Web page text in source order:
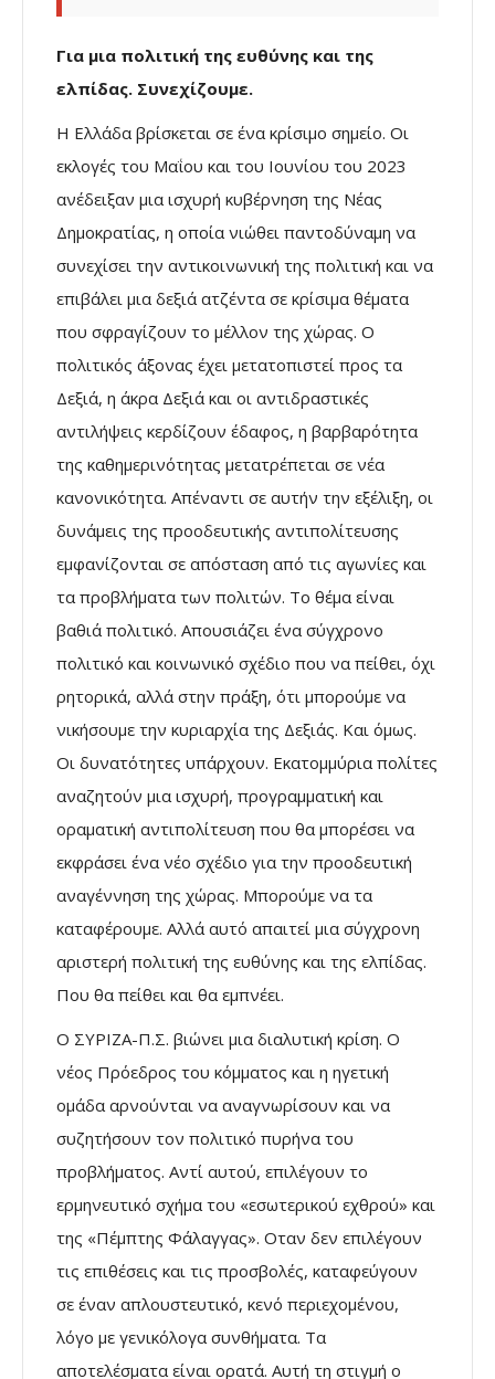
Για μια πολιτική της ευθύνης και της
ελπίδας. Συνεχίζουμε.
Η Ελλάδα βρίσκεται σε ένα κρίσιμο σημείο. Οι
εκλογές του Μαΐου και του Ιουνίου του 2023
ανέδειξαν μια ισχυρή κυβέρνηση της Νέας
Δημοκρατίας, η οποία νιώθει παντοδύναμη να
συνεχίσει την αντικοινωνική της πολιτική και να
επιβάλει μια δεξιά ατζέντα σε κρίσιμα θέματα
που σφραγίζουν το μέλλον της χώρας. Ο
πολιτικός άξονας έχει μετατοπιστεί προς τα
Δεξιά, η άκρα Δεξιά και οι αντιδραστικές
αντιλήψεις κερδίζουν έδαφος, η βαρβαρότητα
της καθημερινότητας μετατρέπεται σε νέα
κανονικότητα. Απέναντι σε αυτήν την εξέλιξη, οι
δυνάμεις της προοδευτικής αντιπολίτευσης
εμφανίζονται σε απόσταση από τις αγωνίες και
τα προβλήματα των πολιτών. Το θέμα είναι
βαθιά πολιτικό. Απουσιάζει ένα σύγχρονο
πολιτικό και κοινωνικό σχέδιο που να πείθει, όχι
ρητορικά, αλλά στην πράξη, ότι μπορούμε να
νικήσουμε την κυριαρχία της Δεξιάς. Και όμως.
Οι δυνατότητες υπάρχουν. Εκατομμύρια πολίτες
αναζητούν μια ισχυρή, προγραμματική και
οραματική αντιπολίτευση που θα μπορέσει να
εκφράσει ένα νέο σχέδιο για την προοδευτική
αναγέννηση της χώρας. Μπορούμε να τα
καταφέρουμε. Αλλά αυτό απαιτεί μια σύγχρονη
αριστερή πολιτική της ευθύνης και της ελπίδας.
Που θα πείθει και θα εμπνέει.
Ο ΣΥΡΙΖΑ-Π.Σ. βιώνει μια διαλυτική κρίση. Ο
νέος Πρόεδρος του κόμματος και η ηγετική
ομάδα αρνούνται να αναγνωρίσουν και να
συζητήσουν τον πολιτικό πυρήνα του
προβλήματος. Αντί αυτού, επιλέγουν το
ερμηνευτικό σχήμα του «εσωτερικού εχθρού» και
της «Πέμπτης Φάλαγγας». Οταν δεν επιλέγουν
τις επιθέσεις και τις προσβολές, καταφεύγουν
σε έναν απλουστευτικό, κενό περιεχομένου,
λόγο με γενικόλογα συνθήματα. Τα
αποτελέσματα είναι ορατά. Αυτή τη στιγμή ο